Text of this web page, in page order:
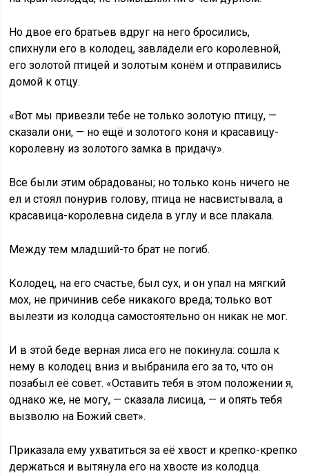
Но двое его братьев вдруг на него бросились,
спихнули его в колодец, завладели его королевной,
его золотой птицей и золотым конём и отправились
домой к отцу.
«Вот мы привезли тебе не только золотую птицу, —
сказали они, — но ещё и золотого коня и красавицу-
королевну из золотого замка в придачу».
Все были этим обрадованы; но только конь ничего не
ел и стоял понурив голову, птица не насвистывала, а
красавица-королевна сидела в углу и все плакала.
Между тем младший-то брат не погиб.
Колодец, на его счастье, был сух, и он упал на мягкий
мох, не причинив себе никакого вреда; только вот
вылезти из колодца самостоятельно он никак не мог.
И в этой беде верная лиса его не покинула: сошла к
нему в колодец вниз и выбранила его за то, что он
позабыл её совет. «Оставить тебя в этом положении я,
однако же, не могу, — сказала лисица, — и опять тебя
вызволю на Божий свет».
Приказала ему ухватиться за её хвост и крепко-крепко
держаться и вытянула его на хвосте из колодца.